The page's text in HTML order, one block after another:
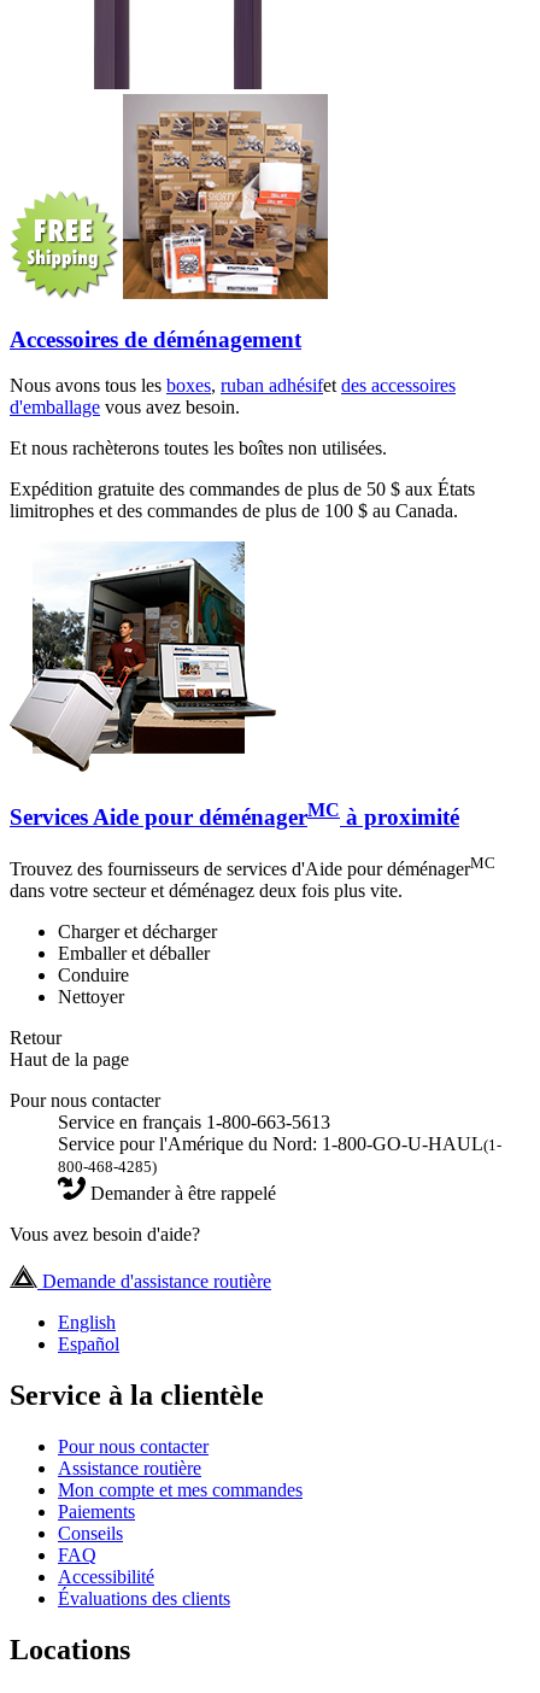
Accessoires de déménagement
Nous avons tous les boxes, ruban adhésifetdes accessoires
d'emballage vous avez besoin.
Et nous rachèterons toutes les boîtes non utilisées.
Expédition gratuite des commandes de plus de 50 $ aux États
limitrophes et des commandes de plus de 100 $ au Canada.
Services Aide pour déménagerMC à proximité
Trouvez des fournisseurs de services d'Aide pour déménagerMC
dans votre secteur et déménagez deux fois plus vite.
Charger et décharger
Emballer et déballer
Conduire
Nettoyer
Retour
Haut de la page
Pour nous contacter
Service en français 1-800-663-5613
Service pour l'Amérique du Nord: 1-800-GO-U-HAUL(1-
800-468-4285)
Demander à être rappelé
Vous avez besoin d'aide?
Demande d'assistance routière
English
Español
Service à la clientèle
Pour nous contacter
Assistance routière
Mon compte et mes commandes
Paiements
Conseils
FAQ
Accessibilité
Évaluations des clients
Locations